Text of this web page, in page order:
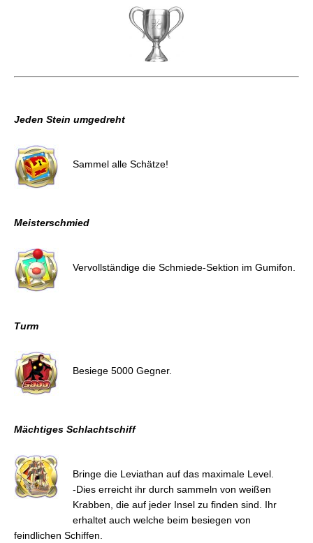
Komme, was da wolle
Vereine dich wieder mit Kairi.
Jeden Stein umgedreht
Sammel alle Schätze!
Meisterschmied
Vervollständige die Schmiede-Sektion im Gumifon.
Turm
Besiege 5000 Gegner.
Mächtiges Schlachtschiff
Bringe die Leviathan auf das maximale Level.
-Dies erreicht ihr durch sammeln von weißen
Krabben, die auf jeder Insel zu finden sind. Ihr
erhaltet auch welche beim besiegen von
feindlichen Schiffen.